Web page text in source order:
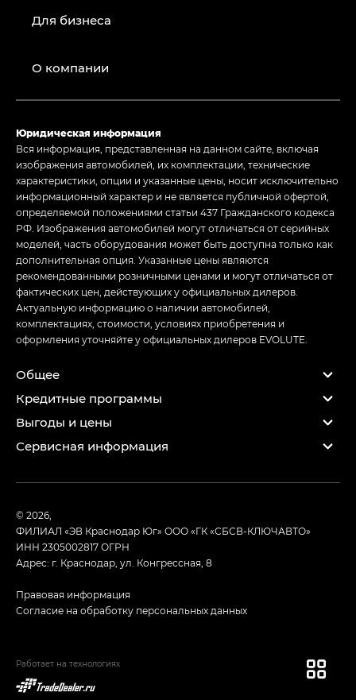
Для бизнеса
О компании
Юридическая информация
Вся информация, представленная на данном сайте, включая
изображения автомобилей, их комплектации, технические
характеристики, опции и указанные цены, носит исключительно
информационный характер и не является публичной офертой,
определяемой положениями статьи 437 Гражданского кодекса
РФ. Изображения автомобилей могут отличаться от серийных
моделей, часть оборудования может быть доступна только как
дополнительная опция. Указанные цены являются
рекомендованными розничными ценами и могут отличаться от
фактических цен, действующих у официальных дилеров.
Актуальную информацию о наличии автомобилей,
комплектациях, стоимости, условиях приобретения и
оформления уточняйте у официальных дилеров EVOLUTE.
Общее
Кредитные программы
Выгоды и цены
Сервисная информация
© 2026,
ФИЛИАЛ «ЭВ Краснодар Юг» ООО «ГК «СБСВ-КЛЮЧАВТО»
ИНН 2305002817ОГРН
Адрес: г. Краснодар, ул. Конгрессная, 8
Правовая информация
Согласие на обработку персональных данных
Работает на технологиях